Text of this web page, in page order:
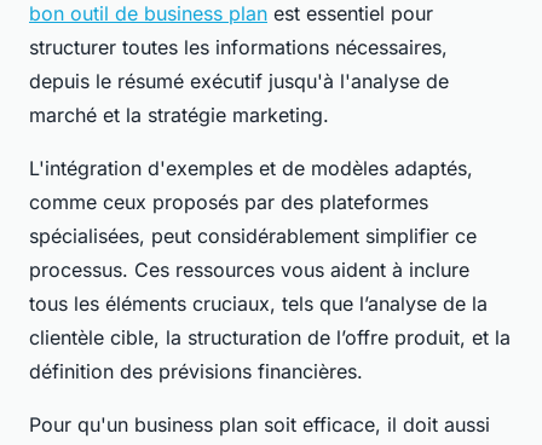
bon outil de business plan est essentiel pour
structurer toutes les informations nécessaires,
depuis le résumé exécutif jusqu'à l'analyse de
marché et la stratégie marketing.
L'intégration d'exemples et de modèles adaptés,
comme ceux proposés par des plateformes
spécialisées, peut considérablement simplifier ce
processus. Ces ressources vous aident à inclure
tous les éléments cruciaux, tels que l’analyse de la
clientèle cible, la structuration de l’offre produit, et la
définition des prévisions financières.
Pour qu'un business plan soit efficace, il doit aussi